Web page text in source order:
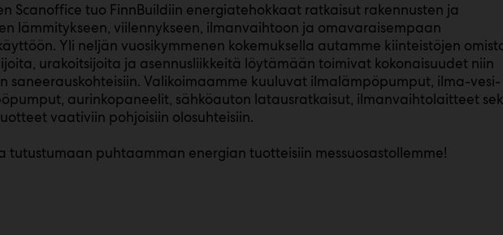
Scanoffice tuo FinnBuildiin energiatehokkaat ratkaisut rakennusten ja
lämmitykseen, viilennykseen, ilmanvaihtoon ja omavaraisempaan
Yli neljän vuosikymmenen kokemuksella autamme kiinteistöjen
urakoitsijoita ja asennusliikkeitä löytämään toimivat kokonaisuudet niin
saneerauskohteisiin. Valikoimaamme kuuluvat ilmalämpöpumput, ilma-vesi-
aurinkopaneelit, sähköauton latausratkaisut, ilmanvaihtolaitteet
vaativiin pohjoisiin olosuhteisiin.
tutustumaan puhtaamman energian tuotteisiin messuosastollemme!